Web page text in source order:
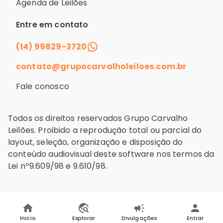
J********s R$ 8.600,00
16/06/2026
Normal
J********s R$ 8.400,00
16/06/2026
12:45
L********P R$ 8.300,00
J********s R$ 8.200,00
16/06/2026
12:45
Normal
Agenda de Leilões
Entre em contato
(14) 99829-3720
contato@grupocarvalholeiloes.com.br
Fale conosco
Todos os direitos reservados Grupo Carvalho
Leilões. Proibido a reprodução total ou parcial do
layout, seleção, organização e disposição do
conteúdo audiovisual deste software nos termos da
Lei nº9.609/98 e 9.610/98.
ínicio Explorar Divulgações Entrar